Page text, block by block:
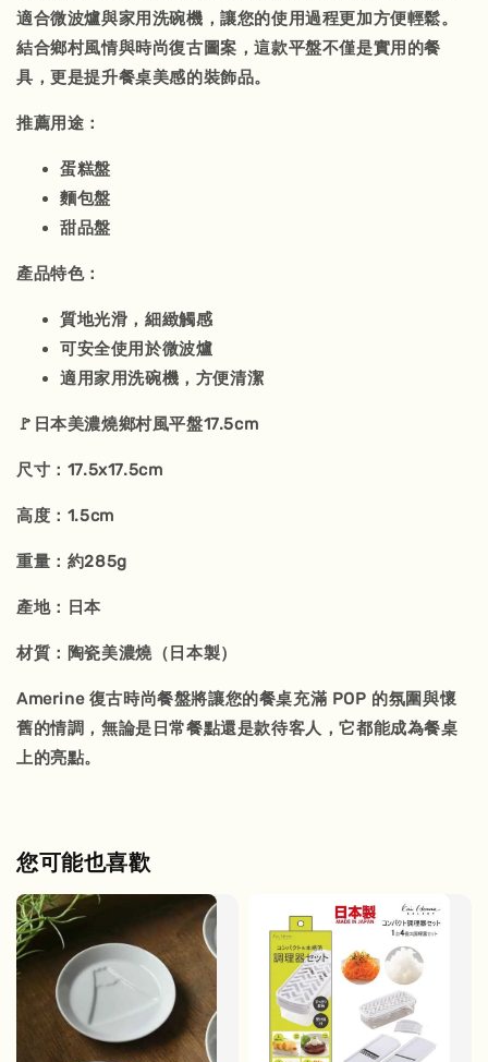
適合微波爐與家用洗碗機，讓您的使用過程更加方便輕鬆。
結合鄉村風情與時尚復古圖案，這款平盤不僅是實用的餐
具，更是提升餐桌美感的裝飾品。
推薦用途 ：
蛋糕盤
麵包盤
甜品盤
產品特色：
質地光滑，細緻觸感
可安全使用於微波爐
適用家用洗碗機，方便清潔
🚩日本美濃燒鄉村風平盤17.5cm
尺寸：17.5x17.5cm
高度：1.5cm
重量：約285g
產地：日本
材質：陶瓷美濃燒（日本製）
Amerine 復古時尚餐盤將讓您的餐桌充滿 POP 的氛圍與懷
舊的情調，無論是日常餐點還是款待客人，它都能成為餐桌
上的亮點。
您可能也喜歡